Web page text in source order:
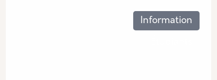
Les thématiques associéesInformation